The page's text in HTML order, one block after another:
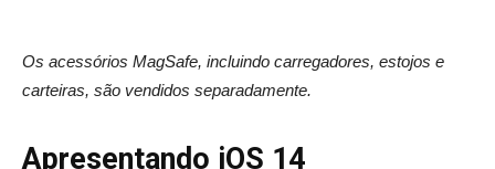
Os acessórios MagSafe, incluindo carregadores, estojos e
carteiras, são vendidos separadamente.
Apresentando iOS 14